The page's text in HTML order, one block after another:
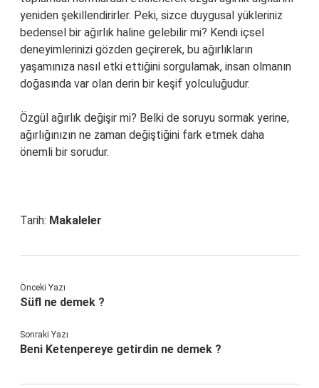
yeniden şekillendirirler. Peki, sizce duygusal yükleriniz
bedensel bir ağırlık haline gelebilir mi? Kendi içsel
deneyimlerinizi gözden geçirerek, bu ağırlıkların
yaşamınıza nasıl etki ettiğini sorgulamak, insan olmanın
doğasında var olan derin bir keşif yolculuğudur.
Özgül ağırlık değişir mi? Belki de soruyu sormak yerine,
ağırlığınızın ne zaman değiştiğini fark etmek daha
önemli bir sorudur.
Tarih: Makaleler
Önceki Yazı
Süfl ne demek ?
Sonraki Yazı
Beni Ketenpereye getirdin ne demek ?